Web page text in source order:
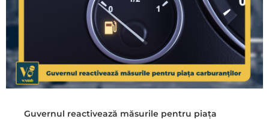
Guvernul reactivează măsurile pentru piața